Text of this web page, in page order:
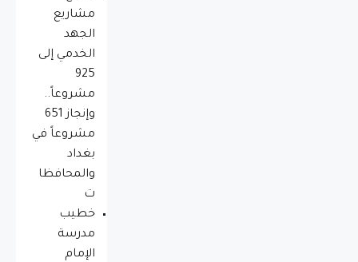
مشاريع
الجهد
الخدمي إلى
925
مشروعاً..
وإنجاز 651
مشروعاً في
بغداد
والمحافظا
ت
خطيب
مدرسة
الإمام